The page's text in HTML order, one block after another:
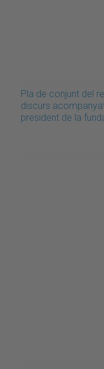
Pla de conjunt del
discurs
president de la